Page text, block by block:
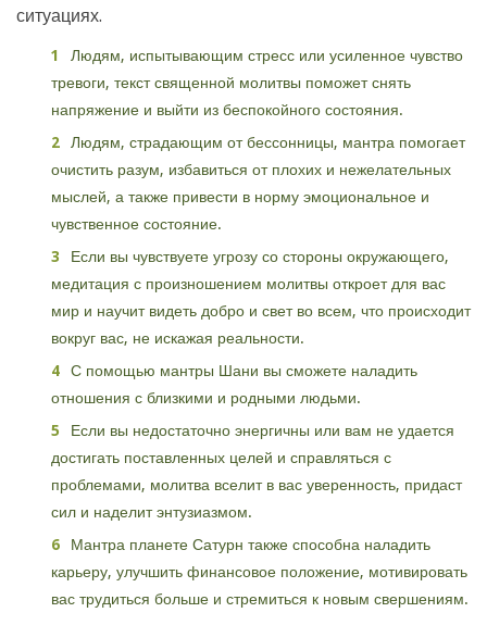
ситуациях.
Людям, испытывающим стресс или усиленное чувство
тревоги, текст священной молитвы поможет снять
напряжение и выйти из беспокойного состояния.
Людям, страдающим от бессонницы, мантра помогает
очистить разум, избавиться от плохих и нежелательных
мыслей, а также привести в норму эмоциональное и
чувственное состояние.
Если вы чувствуете угрозу со стороны окружающего,
медитация с произношением молитвы откроет для вас
мир и научит видеть добро и свет во всем, что происходит
вокруг вас, не искажая реальности.
С помощью мантры Шани вы сможете наладить
отношения с близкими и родными людьми.
Если вы недостаточно энергичны или вам не удается
достигать поставленных целей и справляться с
проблемами, молитва вселит в вас уверенность, придаст
сил и наделит энтузиазмом.
Мантра планете Сатурн также способна наладить
карьеру, улучшить финансовое положение, мотивировать
вас трудиться больше и стремиться к новым свершениям.